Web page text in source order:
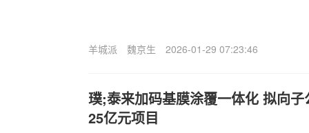
羊城派 魏京生 2026-01-29 07:23:46
璞;泰来加码基膜涂覆一体化 拟向
25亿元项目